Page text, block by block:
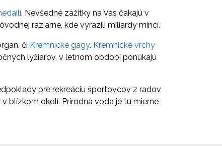
. Nevšedné zážitky na Vás čakajú v
raziarne, kde vyrazili miliardy mincí.
či Kremnické gagy. Kremnické vrchy
lyžiarov, v letnom období ponúkajú
pre rekreáciu športovcov z radov
v blízkom okolí. Prírodná voda je tu mierne